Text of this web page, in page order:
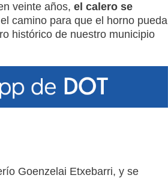
veinte años, el calero se
camino para que el horno pueda
histórico de nuestro municipio
Goenzelai Etxebarri, y se